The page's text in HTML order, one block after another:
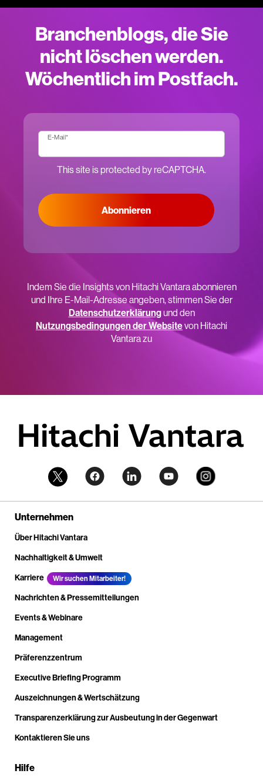
Branchenblogs, die Sie
nicht löschen werden.
Wöchentlich im Postfach.
E-Mail*
This site is protected by reCAPTCHA.
Abonnieren
Indem Sie die Insights von Hitachi Vantara abonnieren
und Ihre E-Mail-Adresse angeben, stimmen Sie der
Datenschutzerklärungund den
Nutzungsbedingungen der Websitevon Hitachi
Vantara zu
Unternehmen
Über Hitachi Vantara
Nachhaltigkeit & Umwelt
Karriere
Wir suchen Mitarbeiter!
Nachrichten & Pressemitteilungen
Events & Webinare
Management
Präferenzzentrum
Executive Briefing Programm
Auszeichnungen & Wertschätzung
Transparenzerklärung zur Ausbeutung in der Gegenwart
Kontaktieren Sie uns
Hilfe